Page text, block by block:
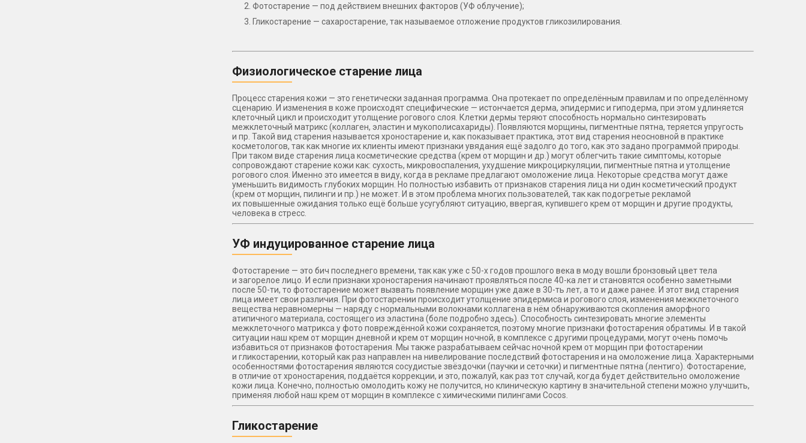
Фотостарение — под действием внешних факторов (УФ облучение);
Гликостарение — сахаростарение, так называемое отложение продуктов гликозилирования.
Физиологическое старение лица
Процесс старения кожи — это генетически заданная программа. Она протекает по определённым правилам и по определённому
сценарию. И изменения в коже происходят специфические — истончается дерма, эпидермис и гиподерма, при этом удлиняется
клеточный цикл и происходит утолщение рогового слоя. Клетки дермы теряют способность нормально синтезировать
межклеточный матрикс (коллаген, эластин и мукополисахариды). Появляются морщины, пигментные пятна, теряется упругость
и пр. Такой вид старения называется хроностарение и, как показывает практика, этот вид старения неосновной в практике
косметологов, так как многие их клиенты имеют признаки увядания ещё задолго до того, как это задано программой природы.
При таком виде старения лица косметические средства (крем от морщин и др.) могут облегчить такие симптомы, которые
сопровождают старение кожи как: сухость, микровоспаления, ухудшение микроциркуляции, пигментные пятна и утолщение
рогового слоя. Именно это имеется в виду, когда в рекламе предлагают омоложение лица. Некоторые средства могут даже
уменьшить видимость глубоких морщин. Но полностью избавить от признаков старения лица ни один косметический продукт
(крем от морщин, пилинги и пр.) не может. И в этом проблема многих пользователей, так как подогретые рекламой
их повышенные ожидания только ещё больше усугубляют ситуацию, ввергая, купившего крем от морщин и другие продукты,
человека в стресс.
УФ индуцированное старение лица
Фотостарение — это бич последнего времени, так как уже с 50-х годов прошлого века в моду вошли бронзовый цвет тела
и загорелое лицо. И если признаки хроностарения начинают проявляться после 40-ка лет и становятся особенно заметными
после 50-ти, то фотостарение может вызвать появление морщин уже даже в 30-ть лет, а то и даже ранее. И этот вид старения
лица имеет свои различия. При фотостарении происходит утолщение эпидермиса и рогового слоя, изменения межклеточного
вещества неравномерны — наряду с нормальными волокнами коллагена в нём обнаруживаются скопления аморфного
атипичного материала, состоящего из эластина (боле подробно здесь). Способность синтезировать многие элементы
межклеточного матрикса у фото повреждённой кожи сохраняется, поэтому многие признаки фотостарения обратимы. И в такой
ситуации наш крем от морщин дневной и крем от морщин ночной, в комплексе с другими процедурами, могут очень помочь
избавиться от признаков фотостарения. Мы также разрабатываем сейчас ночной крем от морщин при фотостарении
и гликостарении, который как раз направлен на нивелирование последствий фотостарения и на омоложение лица. Характерными
особенностями фотостарения являются сосудистые звёздочки (паучки и сеточки) и пигментные пятна (лентиго). Фотостарение,
в отличие от хроностарения, поддаётся коррекции, и это, пожалуй, как раз тот случай, когда будет действительно омоложение
кожи лица. Конечно, полностью омолодить кожу не получится, но клиническую картину в значительной степени можно улучшить,
применяя любой наш крем от морщин в комплексе с химическими пилингами Cocos.
Гликостарение